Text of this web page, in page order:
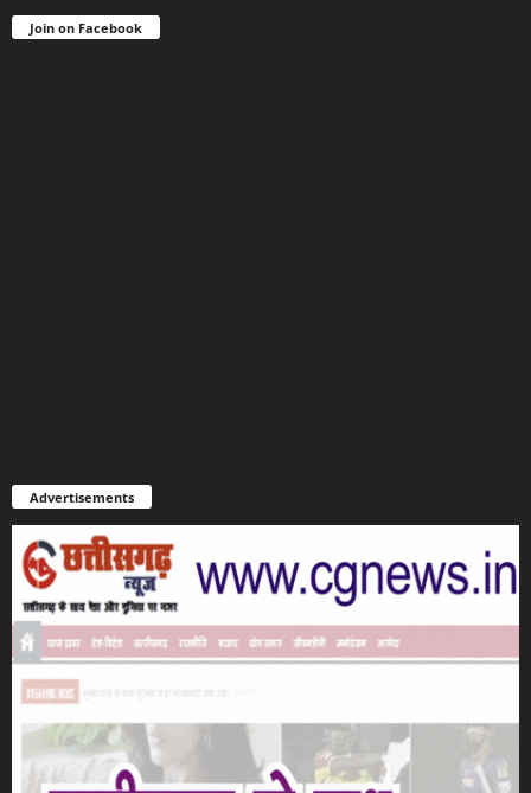
Join on Facebook
Advertisements